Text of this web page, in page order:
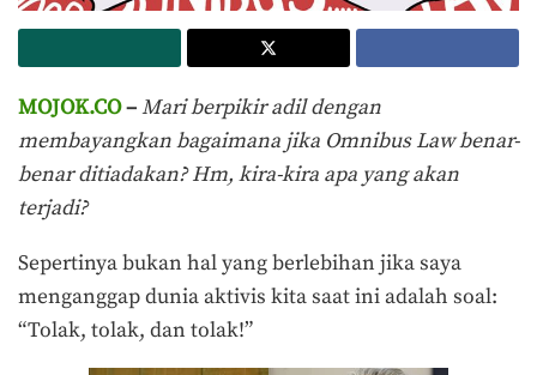
MOJOK.CO–Mariberpikir adil dengan
membayangkan bagaimana jika Omnibus Law benar-
benar ditiadakan? Hm, kira-kira apa yang akan
terjadi?
Sepertinya bukan hal yang berlebihan jika saya
menganggap dunia aktivis kita saat ini adalah soal:
“Tolak, tolak, dan tolak!”